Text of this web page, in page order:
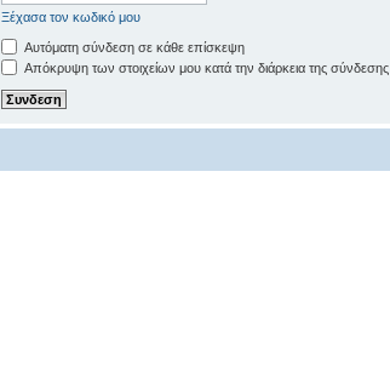
Ξέχασα τον κωδικό μου
Αυτόματη σύνδεση σε κάθε επίσκεψη
Απόκρυψη των στοιχείων μου κατά την διάρκεια της σύνδεσης